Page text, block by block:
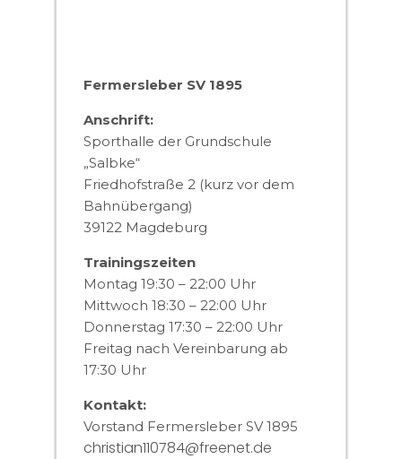
Fermersleber SV 1895
Anschrift:
Sporthalle der Grundschule
„Salbke“
Friedhofstraße 2 (kurz vor dem
Bahnübergang)
39122 Magdeburg
Trainingszeiten
Montag 19:30 – 22:00 Uhr
Mittwoch 18:30 – 22:00 Uhr
Donnerstag 17:30 – 22:00 Uhr
Freitag nach Vereinbarung ab
17:30 Uhr
Kontakt:
Vorstand Fermersleber SV 1895
christian110784@freenet.de